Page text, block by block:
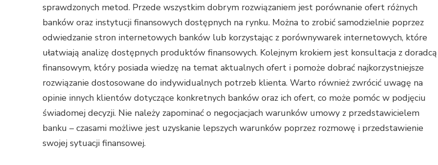
sprawdzonych metod. Przede wszystkim dobrym rozwiązaniem jest porównanie ofert różnych
banków oraz instytucji finansowych dostępnych na rynku. Można to zrobić samodzielnie poprzez
odwiedzanie stron internetowych banków lub korzystając z porównywarek internetowych, które
ułatwiają analizę dostępnych produktów finansowych. Kolejnym krokiem jest konsultacja z doradcą
finansowym, który posiada wiedzę na temat aktualnych ofert i pomoże dobrać najkorzystniejsze
rozwiązanie dostosowane do indywidualnych potrzeb klienta. Warto również zwrócić uwagę na
opinie innych klientów dotyczące konkretnych banków oraz ich ofert, co może pomóc w podjęciu
świadomej decyzji. Nie należy zapominać o negocjacjach warunków umowy z przedstawicielem
banku – czasami możliwe jest uzyskanie lepszych warunków poprzez rozmowę i przedstawienie
swojej sytuacji finansowej.